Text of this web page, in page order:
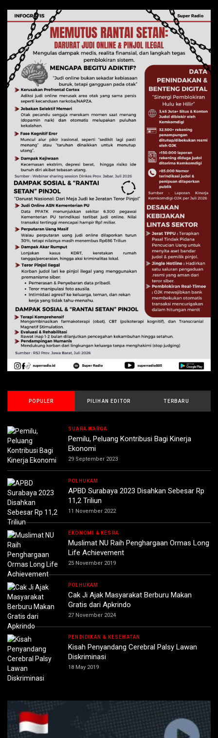
POPULER PILIHAN EDITOR TERBARU
SUARA WARGA
Pemilu, Peluang Kontribusi Bagi Kinerja
Ekonomi
29 September 2023
POLHUKAM
APBD Surabaya 2023 Disahkan Sebesar Rp
11,2 Triliun
11 November 2022
EKONOMI & KESRA
Muslimat NU Raih Penghargaan Ormas Long
Life Achievement
25 November 2019
POLHUKAM
Cak Ji Ajak Masyarakat Berburu Makan
Gratis dari Apkrindo
27 November 2024
PENDIDIKAN & KESEHATAN
Kisah Penyandang Cerebral Palsy Lawan
Diskriminasi
18 May 2019